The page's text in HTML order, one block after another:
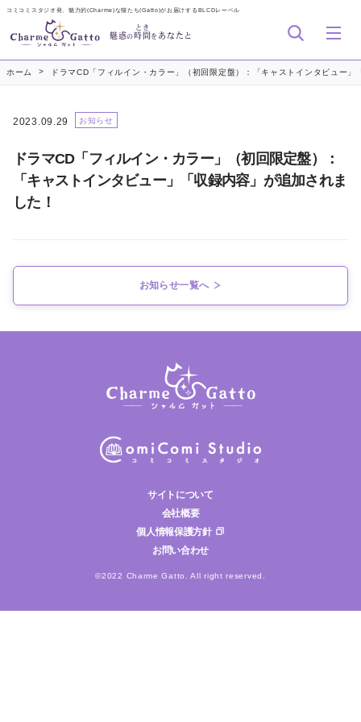
コミコミスタジオ発、魅力的(Charme)な猫たち(Gatto)がお届けするBLCDレーベル
魅惑の 時間
とき
を あなたと
ホーム > ドラマCD「フィルイン・カラー」（初回限定盤）：「キャストインタビュー
2023.09.29 お知らせ
ドラマCD「フィルイン・カラー」（初回限定盤）：
「キャストインタビュー」「収録内容」が追加されま
した！
お知らせ一覧へ
サイトについて
会社概要
個人情報保護方針
お問い合わせ
©2022 Charme Gatto. All right reserved.